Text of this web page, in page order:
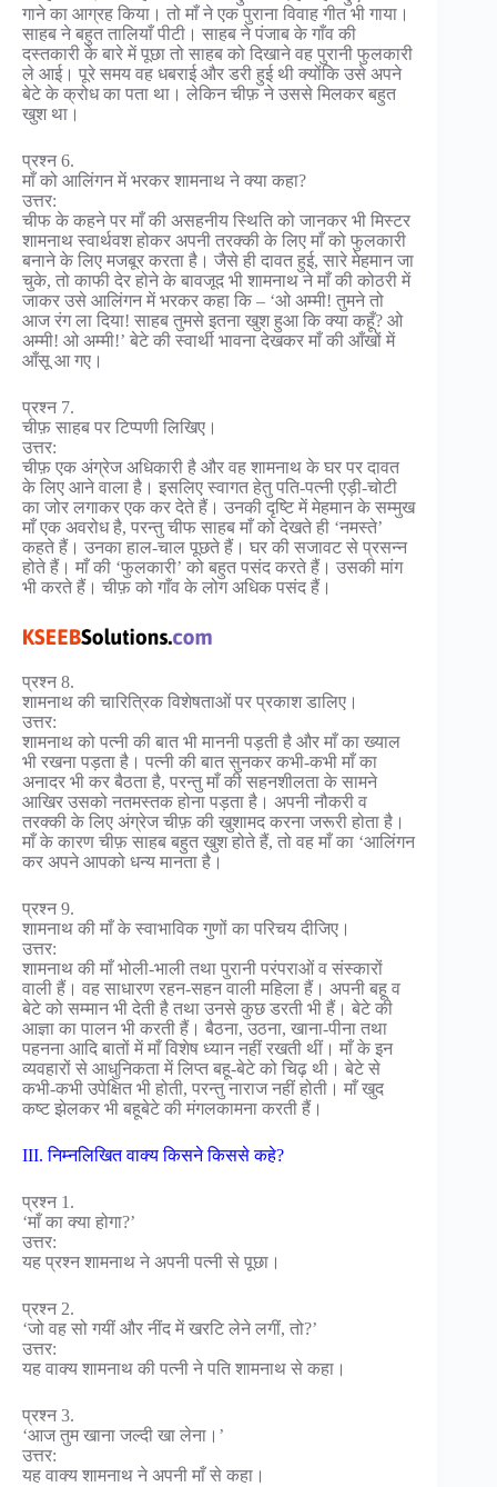
गाने का आग्रह किया। तो माँ ने एक पुराना विवाह गीत भी गाया।
साहब ने बहुत तालियाँ पीटी। साहब ने पंजाब के गाँव की
दस्तकारी के बारे में पूछा तो साहब को दिखाने वह पुरानी फुलकारी
ले आई। पूरे समय वह धबराई और डरी हुई थी क्योंकि उसे अपने
बेटे के क्रोध का पता था। लेकिन चीफ़ ने उससे मिलकर बहुत
खुश था।
प्रश्न 6.
माँ को आलिंगन में भरकर शामनाथ ने क्या कहा?
उत्तर:
चीफ के कहने पर माँ की असहनीय स्थिति को जानकर भी मिस्टर
शामनाथ स्वार्थवश होकर अपनी तरक्की के लिए माँ को फुलकारी
बनाने के लिए मजबूर करता है। जैसे ही दावत हुई, सारे मेहमान जा
चुके, तो काफी देर होने के बावजूद भी शामनाथ ने माँ की कोठरी में
जाकर उसे आलिंगन में भरकर कहा कि – ‘ओ अम्मी! तुमने तो
आज रंग ला दिया! साहब तुमसे इतना खुश हुआ कि क्या कहूँ? ओ
अम्मी! ओ अम्मी!’ बेटे की स्वार्थी भावना देखकर माँ की आँखों में
आँसू आ गए।
प्रश्न 7.
चीफ़ साहब पर टिप्पणी लिखिए।
उत्तर:
चीफ़ एक अंग्रेज अधिकारी है और वह शामनाथ के घर पर दावत
के लिए आने वाला है। इसलिए स्वागत हेतु पति-पत्नी एड़ी-चोटी
का जोर लगाकर एक कर देते हैं। उनकी दृष्टि में मेहमान के सम्मुख
माँ एक अवरोध है, परन्तु चीफ साहब माँ को देखते ही ‘नमस्ते’
कहते हैं। उनका हाल-चाल पूछते हैं। घर की सजावट से प्रसन्न
होते हैं। माँ की ‘फुलकारी’ को बहुत पसंद करते हैं। उसकी मांग
भी करते हैं। चीफ़ को गाँव के लोग अधिक पसंद हैं।
प्रश्न 8.
शामनाथ की चारित्रिक विशेषताओं पर प्रकाश डालिए।
उत्तर:
शामनाथ को पत्नी की बात भी माननी पड़ती है और माँ का ख्याल
भी रखना पड़ता है। पत्नी की बात सुनकर कभी-कभी माँ का
अनादर भी कर बैठता है, परन्तु माँ की सहनशीलता के सामने
आखिर उसको नतमस्तक होना पड़ता है। अपनी नौकरी व
तरक्की के लिए अंग्रेज चीफ़ की खुशामद करना जरूरी होता है।
माँ के कारण चीफ़ साहब बहुत खुश होते हैं, तो वह माँ का ‘आलिंगन
कर अपने आपको धन्य मानता है।
प्रश्न 9.
शामनाथ की माँ के स्वाभाविक गुणों का परिचय दीजिए।
उत्तर:
शामनाथ की माँ भोली-भाली तथा पुरानी परंपराओं व संस्कारों
वाली हैं। वह साधारण रहन-सहन वाली महिला हैं। अपनी बहू व
बेटे को सम्मान भी देती है तथा उनसे कुछ डरती भी हैं। बेटे की
आज्ञा का पालन भी करती हैं। बैठना, उठना, खाना-पीना तथा
पहनना आदि बातों में माँ विशेष ध्यान नहीं रखती थीं। माँ के इन
व्यवहारों से आधुनिकता में लिप्त बहू-बेटे को चिढ़ थी। बेटे से
कभी-कभी उपेक्षित भी होती, परन्तु नाराज नहीं होती। माँ खुद
कष्ट झेलकर भी बहूबेटे की मंगलकामना करती हैं।
III. निम्नलिखित वाक्य किसने किससे कहे?
प्रश्न 1.
‘माँ का क्या होगा?’
उत्तर:
यह प्रश्न शामनाथ ने अपनी पत्नी से पूछा।
प्रश्न 2.
‘जो वह सो गयीं और नींद में खरटि लेने लगीं, तो?’
उत्तर:
यह वाक्य शामनाथ की पत्नी ने पति शामनाथ से कहा।
प्रश्न 3.
‘आज तुम खाना जल्दी खा लेना।’
उत्तर:
यह वाक्य शामनाथ ने अपनी माँ से कहा।